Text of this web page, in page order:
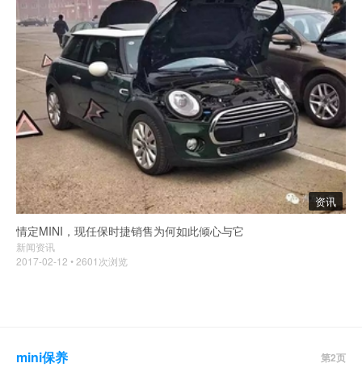
资讯
情定MINI，现任保时捷销售为何如此倾心与它
新闻资讯
2017-02-12 • 2601次浏览
mini保养 第2页